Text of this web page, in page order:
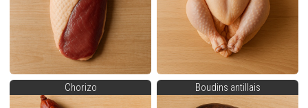
Chorizo Boudins antillais